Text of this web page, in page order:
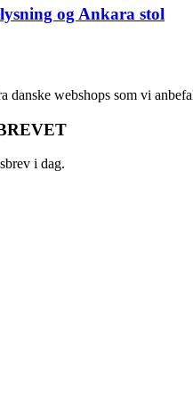
og Ankara stol
danske webshops som vi
i dag.